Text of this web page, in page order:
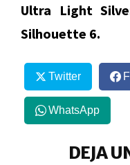
Ultra Light
Silhouette 6.
Twitter
WhatsApp
DEJA